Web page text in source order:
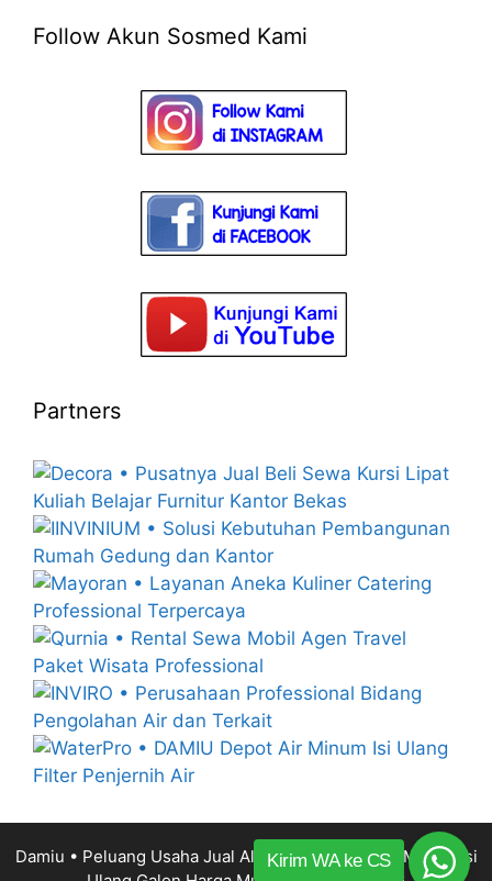
Follow Akun Sosmed Kami
Partners
Damiu • Peluang Usaha Jual Alat Mesin Depot Air Minum Isi
Kirim WA ke CS